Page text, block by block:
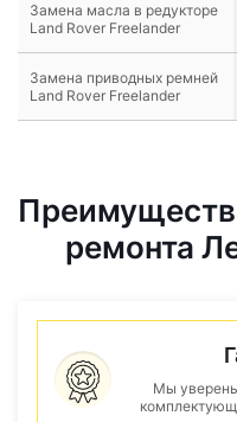
Замена масла в редукторе
Land Rover Freelander
Замена приводных ремней
Land Rover Freelander
ремонта
Мы